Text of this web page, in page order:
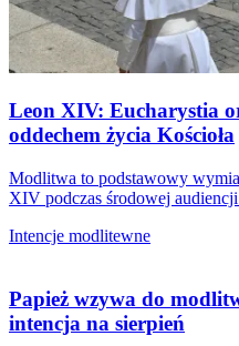
Leon XIV: Eucharystia
oddechem życia Kościoła
Modlitwa to podstawowy
XIV podczas środowej
Intencje modlitewne
Papież wzywa do
intencja na sierpień